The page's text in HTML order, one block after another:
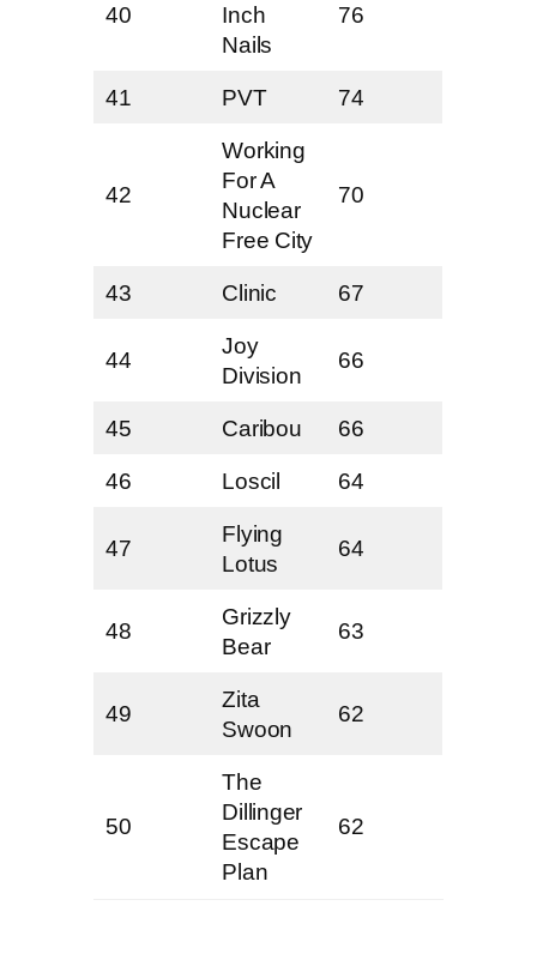
40
Inch
Nails
76
41 PVT 74
42
Working
For A
Nuclear
Free City
70
43 Clinic 67
44
Joy
Division
66
45 Caribou 66
46 Loscil 64
47
Flying
Lotus
64
48
Grizzly
Bear
63
49
Zita
Swoon
62
50
The
Dillinger
Escape
Plan
62